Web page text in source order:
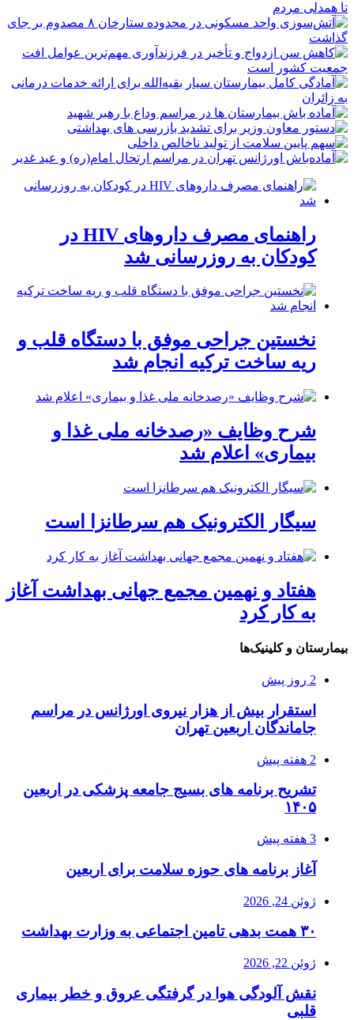
راهنمای مصرف داروهای HIV در
کودکان به روزرسانی شد
نخستین جراحی موفق با دستگاه قلب و
ریه ساخت ترکیه انجام شد
شرح وظایف «رصدخانه ملی غذا و
بیماری» اعلام شد
سیگار الکترونیک هم سرطانزا است
هفتاد و نهمین مجمع جهانی بهداشت آغاز
به کار کرد
بیمارستان و کلینیک‌ها
2 روز پیش
استقرار بیش از هزار نیروی اورژانس در مراسم
جاماندگان اربعین تهران
2 هفته پیش
تشریح برنامه های بسیج جامعه پزشکی در اربعین
۱۴۰۵
3 هفته پیش
آغاز برنامه های حوزه سلامت برای اربعین
ژوئن 24, 2026
۳۰ همت بدهی تامین اجتماعی به وزارت بهداشت
ژوئن 22, 2026
نقش آلودگی هوا در گرفتگی عروق و خطر بیماری
قلبی